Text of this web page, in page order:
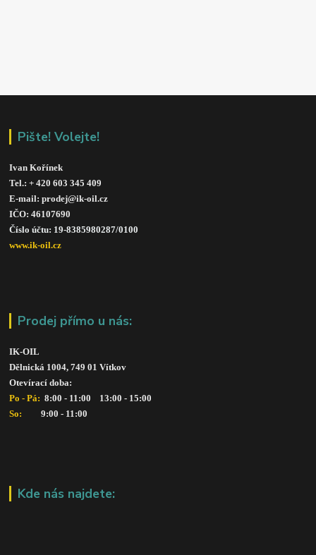
Pište! Volejte!
Ivan Kořínek
Tel.: + 420 603 345 409
E-mail: prodej@ik-oil.cz
IČO: 46107690
Číslo účtu: 19-8385980287/0100
www.ik-oil.cz
Prodej přímo u nás:
IK-OIL
Dělnická 1004, 749 01 Vítkov
Otevírací doba:
Po - Pá: 8:00 - 11:00    13:00 - 15:00
So:
      9:00 - 11:00
Kde nás najdete: